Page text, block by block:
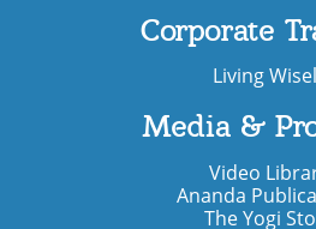
Corporate
Living
Media &
Video
Ananda
The Yogi